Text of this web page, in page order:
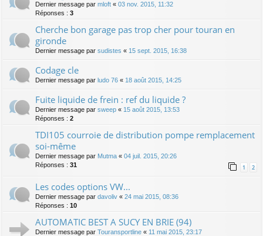
Dernier message par mloft « 03 nov. 2015, 11:32
Réponses : 3
Cherche bon garage pas trop cher pour touran en
gironde
Dernier message par sudistes « 15 sept. 2015, 16:38
Codage cle
Dernier message par ludo 76 « 18 août 2015, 14:25
Fuite liquide de frein : ref du liquide ?
Dernier message par sweep « 15 août 2015, 13:53
Réponses : 2
TDI105 courroie de distribution pompe remplacement
soi-même
Dernier message par Mutma « 04 juil. 2015, 20:26
Réponses : 31 1 2
Les codes options VW...
Dernier message par davoliv « 24 mai 2015, 08:36
Réponses : 10
AUTOMATIC BEST A SUCY EN BRIE (94)
Dernier message par Touransportline « 11 mai 2015, 23:17